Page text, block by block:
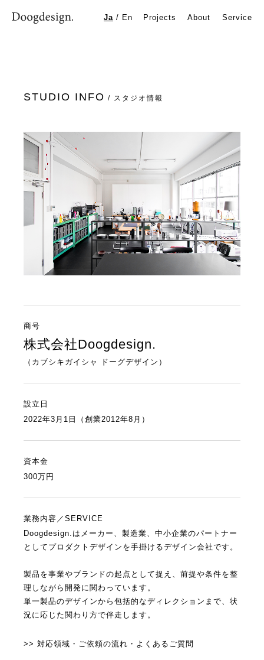
Ja / En Projects About Service
STUDIO INFO / スタジオ情報
商号
株式会社Doogdesign.
（カブシキガイシャ ドーグデザイン）
設立日
2022年3月1日（創業2012年8月）
資本金
300万円
プロダクトデザイン・工業デザインの外注・依頼について
業務内容／SERVICE
Doogdesign.はメーカー、製造業、中小企業のパートナー
としてプロダクトデザインを手掛けるデザイン会社です。
製品を事業やブランドの起点として捉え、前提や条件を整
理しながら開発に関わっています。
単一製品のデザインから包括的なディレクションまで、状
況に応じた関わり方で伴走します。
>> 対応領域・ご依頼の流れ・よくあるご質問